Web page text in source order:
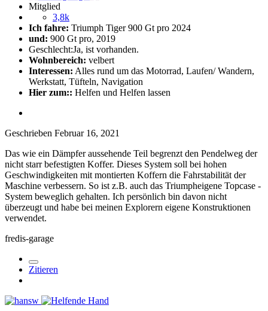
Mitglied
3,8k
Ich fahre: Triumph Tiger 900 Gt pro 2024
und: 900 Gt pro, 2019
Geschlecht:Ja, ist vorhanden.
Wohnbereich: velbert
Interessen: Alles rund um das Motorrad, Laufen/ Wandern,
Werkstatt, Tüfteln, Navigation
Hier zum:: Helfen und Helfen lassen
Geschrieben Februar 16, 2021
Das wie ein Dämpfer aussehende Teil begrenzt den Pendelweg der
nicht starr befestigten Koffer. Dieses System soll bei hohen
Geschwindigkeiten mit montierten Koffern die Fahrstabilität der
Maschine verbessern. So ist z.B. auch das Triumpheigene Topcase -
System beweglich gehalten. Ich persönlich bin davon nicht
überzeugt und habe bei meinen Explorern eigene Konstruktionen
verwendet.
fredis-garage
Zitieren